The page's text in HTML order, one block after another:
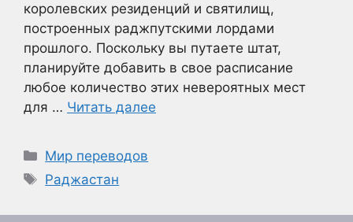
королевских резиденций и святилищ,
построенных раджпутскими лордами
прошлого. Поскольку вы путаете штат,
планируйте добавить в свое расписание
любое количество этих невероятных мест
для … Читать далее
Рубрики
Мир переводов
Метки
Раджастан